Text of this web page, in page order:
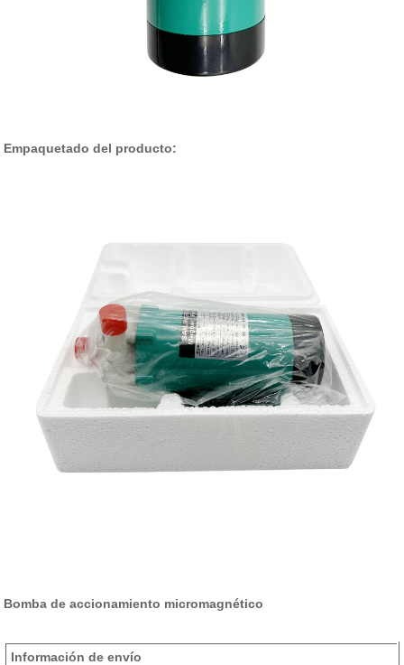
Empaquetado del producto:
Bomba de accionamiento micromagnético
Información de envío